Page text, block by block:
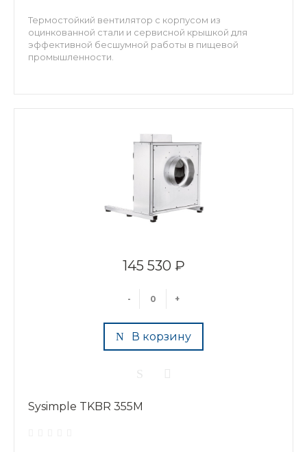
Термостойкий вентилятор с корпусом из
оцинкованной стали и сервисной крышкой для
эффективной бесшумной работы в пищевой
промышленности.
145 530 ₽
- +
В корзину
Sysimple TKBR 355M